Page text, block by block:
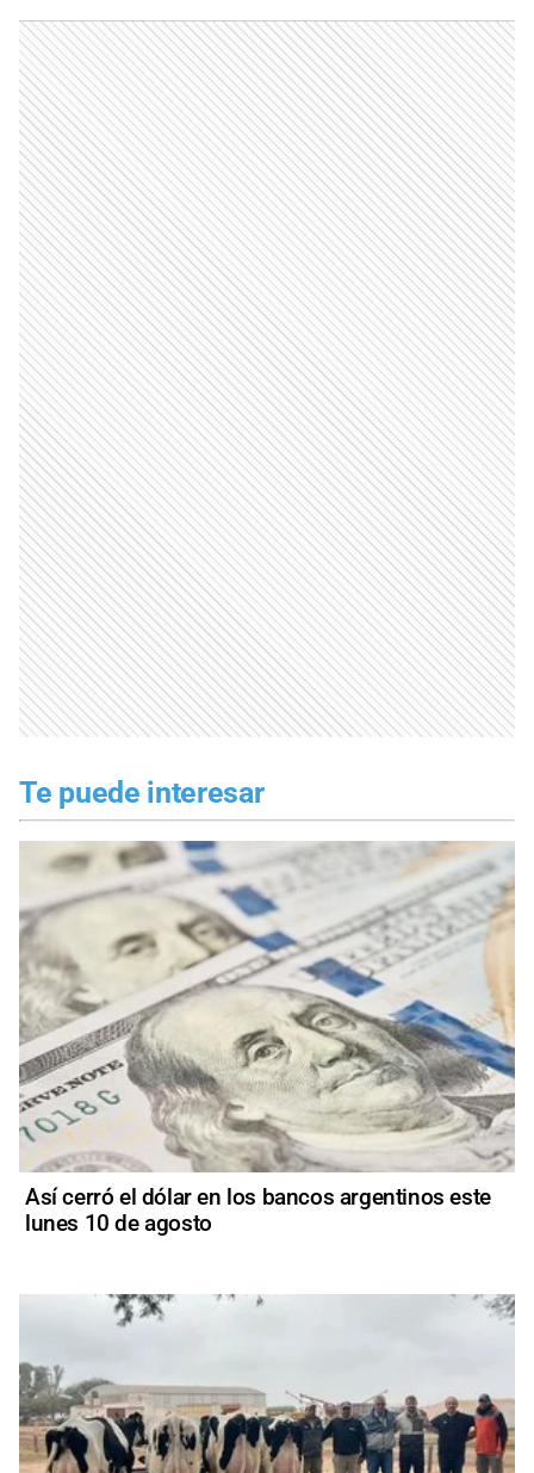
Te puede interesar
Así cerró el dólar en los bancos argentinos este
lunes 10 de agosto